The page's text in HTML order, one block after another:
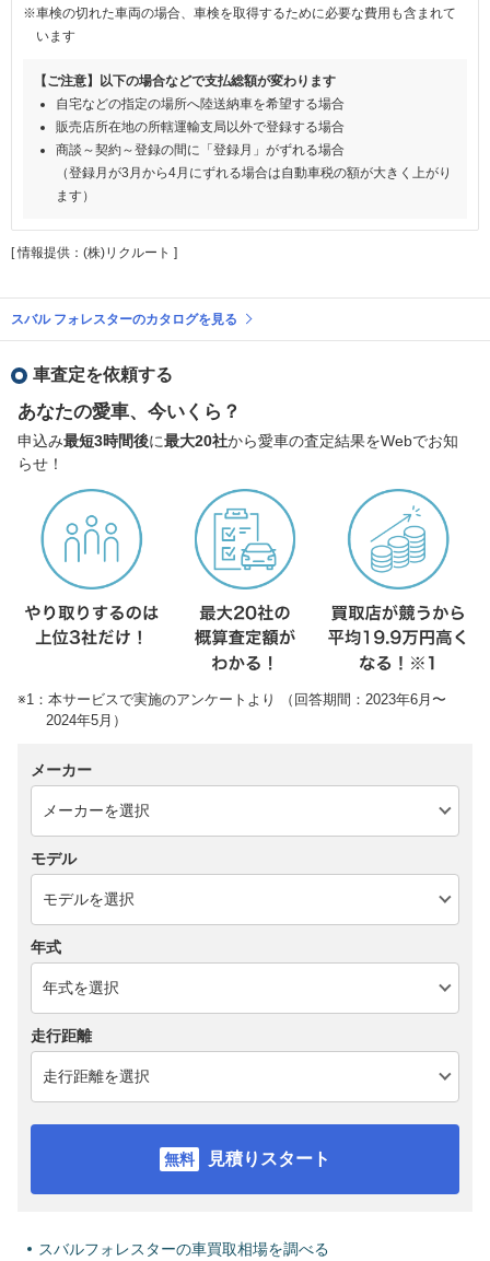
※車検の切れた車両の場合、車検を取得するために必要な費用も含まれて
います
【ご注意】以下の場合などで支払総額が変わります
自宅などの指定の場所へ陸送納車を希望する場合
販売店所在地の所轄運輸支局以外で登録する場合
商談～契約～登録の間に「登録月」がずれる場合
（登録月が3月から4月にずれる場合は自動車税の額が大きく上がり
ます）
[ 情報提供：(株)リクルート ]
スバル フォレスターのカタログを見る
車査定を依頼する
あなたの愛車、今いくら？
申込み最短3時間後に最大20社から愛車の査定結果をWebでお知
らせ！
※1：本サービスで実施のアンケートより （回答期間：2023年6月〜
2024年5月）
メーカー
モデル
年式
走行距離
見積りスタート
スバルフォレスターの車買取相場を調べる